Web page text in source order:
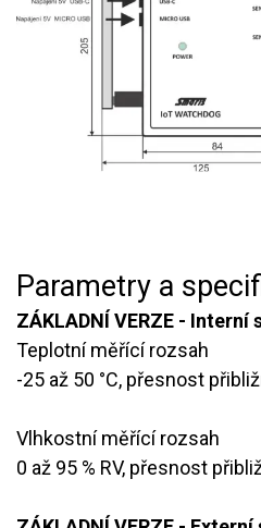
Parametry a
ZÁKLADNÍ VERZE -
Teplotní měřící rozsah
​-25 až 50 °C, přesnost
Vlhkostní měřící rozsah
​0 až 95 % RV, přesnost